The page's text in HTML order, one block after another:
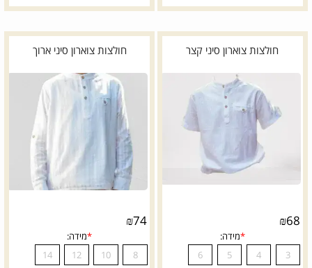
חולצות צוארון סיני קצר
₪68
חולצות צוארון סיני ארוך
₪74